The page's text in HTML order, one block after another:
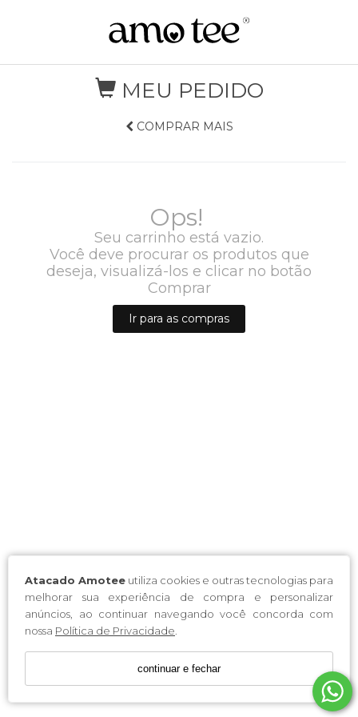
Atacado Amotee utiliza cookies e outras tecnologias para
melhorar sua experiência de compra e personalizar
anúncios, ao continuar navegando você concorda com
nossa Política de Privacidade
continuar e fechar
MEU PEDIDO
COMPRAR MAIS
Ops!
Seu carrinho está vazio.
Você deve procurar os produtos que
deseja, visualizá-los e clicar no botão
Comprar
Ir para as compras